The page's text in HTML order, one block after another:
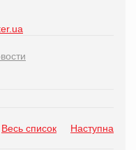
Весь список Наступна